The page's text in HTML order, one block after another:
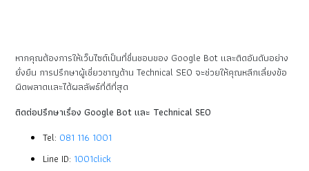
หากคุณต้องการให้เว็บไซต์เป็นที่ชื่นชอบของ Google Bot และติดอันดับอย่าง
ยั่งยืน การปรึกษาผู้เชี่ยวชาญด้าน Technical SEO จะช่วยให้คุณหลีกเลี่ยงข้อ
ผิดพลาดและได้ผลลัพธ์ที่ดีที่สุด
ติดต่อปรึกษาเรื่อง Google Bot และ Technical SEO
Tel: 081 116 1001
Line ID: 1001click